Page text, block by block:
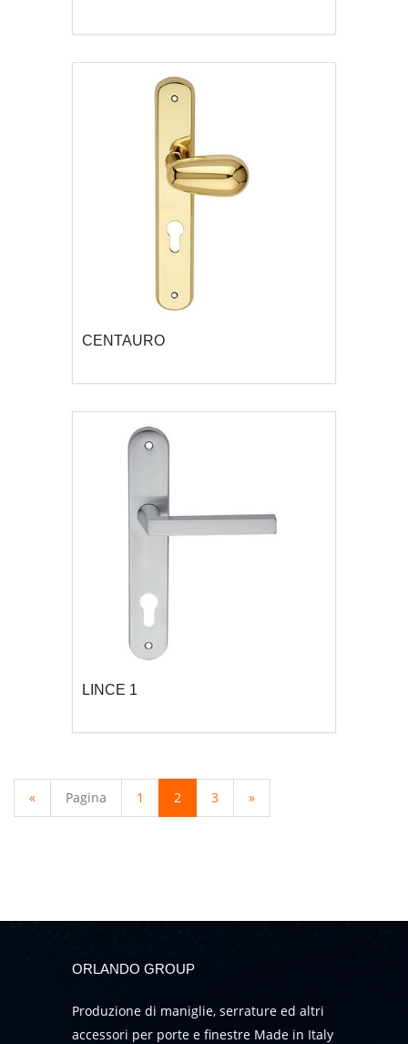
CENTAURO
LINCE 1
« Pagina 1 2 3 »
ORLANDO GROUP
Produzione di maniglie, serrature ed altri
accessori per porte e finestre Made in Italy